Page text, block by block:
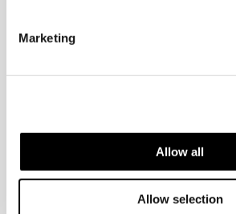
Marketing
Allow all
Allow selection